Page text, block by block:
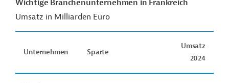
Wichtige Branchenunternehmen in Frankreich
Umsatz in Milliarden Euro
Unternehmen Sparte
Umsatz
2024